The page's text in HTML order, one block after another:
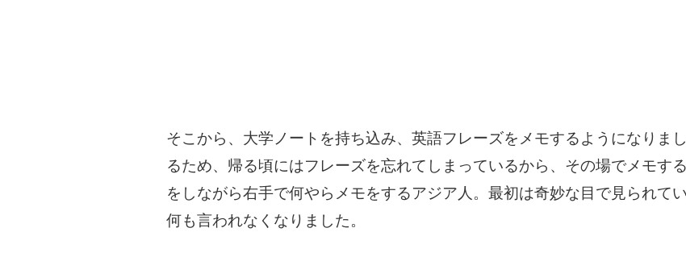
そこから、大学ノートを持ち込み、英語フレーズをメモするようになりま
るため、帰る頃にはフレーズを忘れてしまっているから、その場でメモす
をしながら右手で何やらメモをするアジア人。最初は奇妙な目で見られて
何も言われなくなりました。